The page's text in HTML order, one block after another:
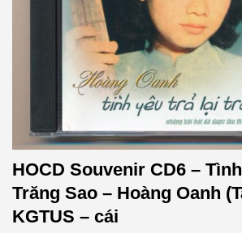
HOCD Souvenir CD6 –
Trăng Sao – Hoàng Oanh
KGTUS – cái